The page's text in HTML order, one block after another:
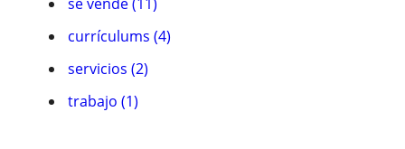
currículums (4)
servicios (2)
trabajo (1)